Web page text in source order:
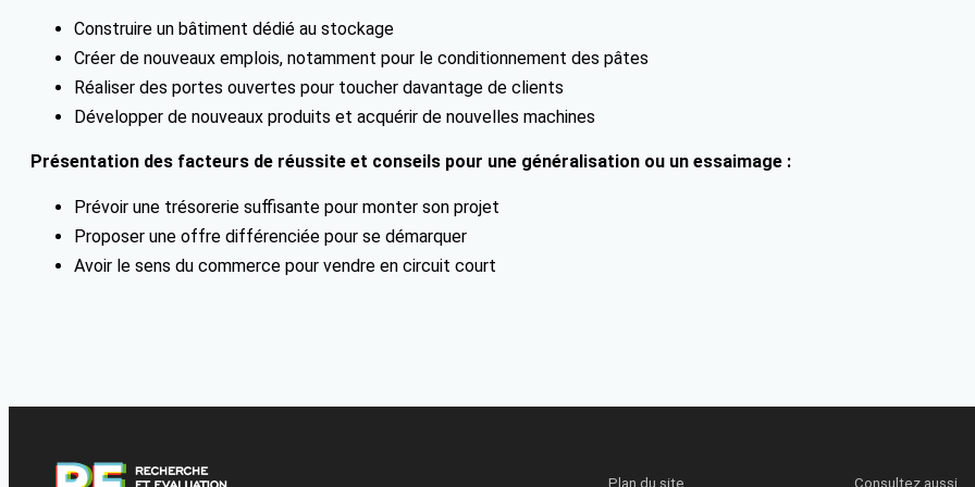
Construire un bâtiment dédié au stockage
Créer de nouveaux emplois, notamment pour le conditionnement des pâtes
Réaliser des portes ouvertes pour toucher davantage de clients
Développer de nouveaux produits et acquérir de nouvelles machines
Présentation des facteurs de réussite et conseils pour une généralisation ou un essaimage :
Prévoir une trésorerie suffisante pour monter son projet
Proposer une offre différenciée pour se démarquer
Avoir le sens du commerce pour vendre en circuit court
Plan du site Consultez aussi